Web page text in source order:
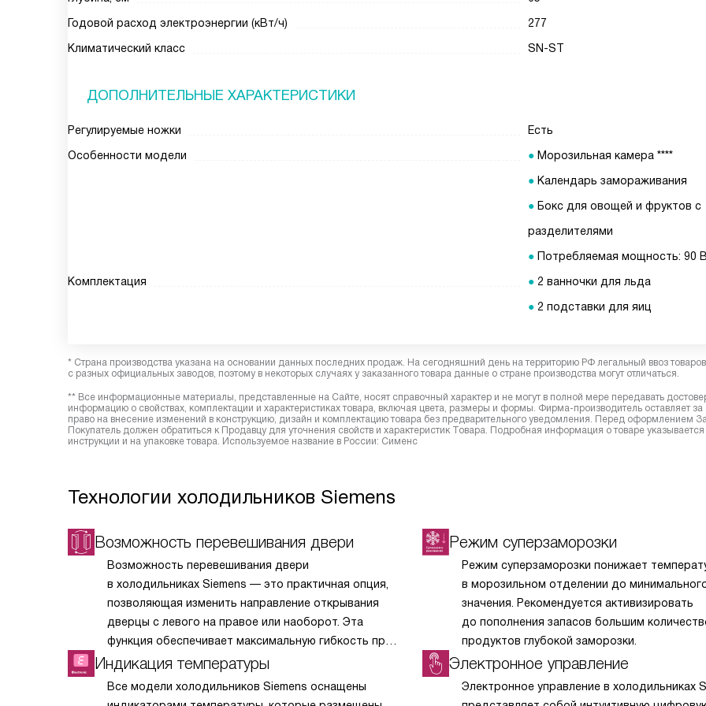
Годовой расход электроэнергии (кВт/ч)
277
Климатический класс
SN-ST
ДОПОЛНИТЕЛЬНЫЕ ХАРАКТЕРИСТИКИ
Регулируемые ножки
Есть
Особенности модели
Морозильная камера ****
Календарь замораживания
Бокс для овощей и фруктов с
разделителями
Потребляемая мощность: 90
Комплектация
2 ванночки для льда
2 подставки для яиц
* Страна производства указана на основании данных последних продаж. На сегодняшний день на территорию РФ легальный ввоз
с разных официальных заводов, поэтому в некоторых случаях у заказанного товара данные о стране производства могут отличаться.
** Все информационные материалы, представленные на Сайте, носят справочный характер и не могут в полной мере передавать
информацию о свойствах, комплектации и характеристиках товара, включая цвета, размеры и формы. Фирма-производитель оставляет за
право на внесение изменений в конструкцию, дизайн и комплектацию товара без предварительного уведомления. Перед оформлением
Покупатель должен обратиться к Продавцу для уточнения свойств и характеристик Товара. Подробная информация о товаре указывается
инструкции и на упаковке товара. Используемое название в России: Сименс
Технологии холодильников Siemens
Возможность перевешивания двери
Возможность перевешивания двери
в холодильниках Siemens — это практичная опция,
позволяющая изменить направление открывания
дверцы с левого на правое или наоборот. Эта
функция обеспечивает максимальную гибкость при
планировке кухонного пространства, помогая
Индикация температуры
Все модели холодильников Siemens оснащены
Режим суперзаморозки
Режим суперзаморозки понижает
в морозильном отделении до
значения. Рекомендуется активизировать
до пополнения запасов большим
продуктов глубокой заморозки.
Электронное управление
Электронное управление в холодильниках